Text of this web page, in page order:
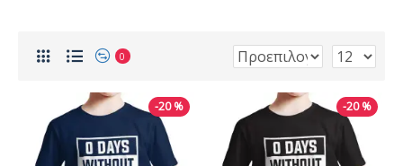
0
-20 % -20 %